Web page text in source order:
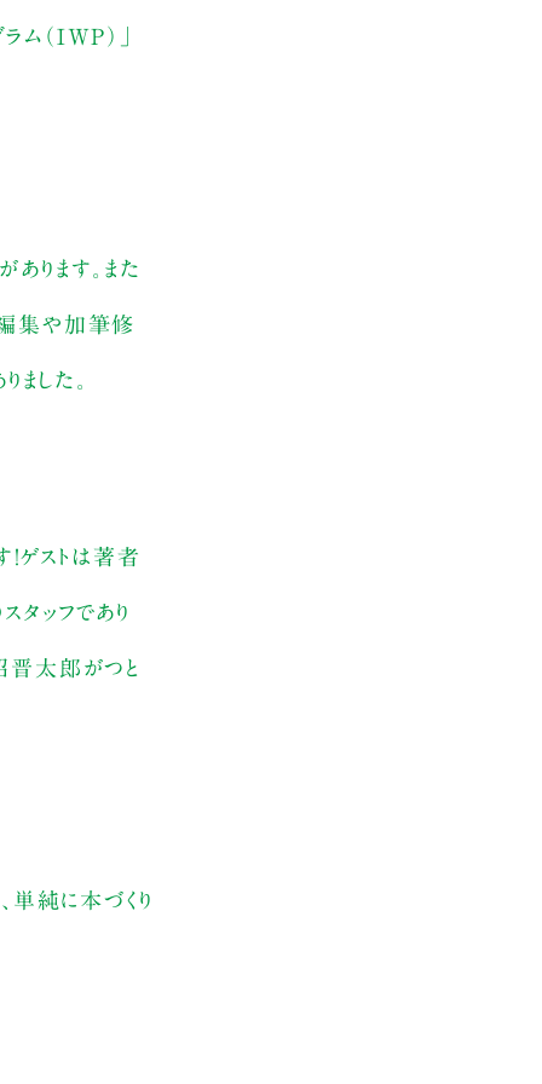
ム（IWP）」
ります。また
編集や加筆修
ました。
ゲストは著者
ッフであり
晋太郎がつと
単純に本づくり